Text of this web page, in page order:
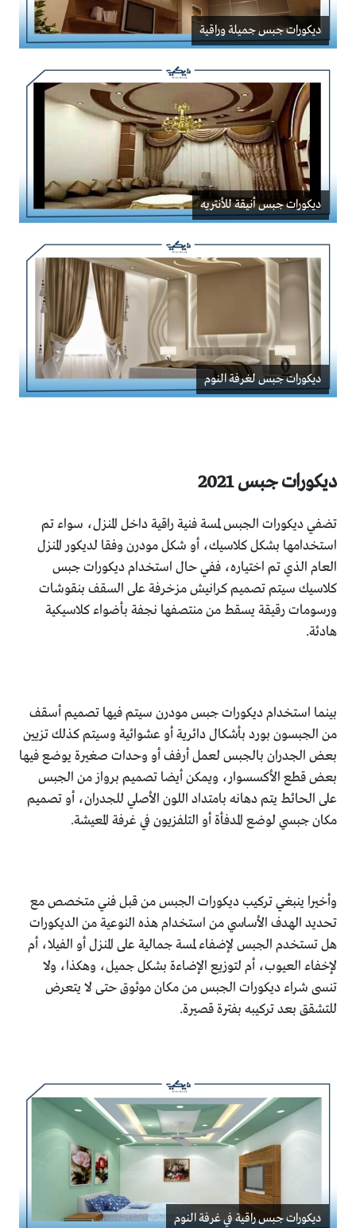
ديكورات جبس جميلة وراقية
ديكورات جبس أنيقة للأنتريه
ديكورات جبس لغرفة النوم
ديكورات جبس 2021
تضفي ديكورات الجبس لمسة فنية راقية داخل المنزل، سواء تم
استخدامها بشكل كلاسيك، أو شكل مودرن وفقا لديكور المنزل
العام الذي تم اختياره، ففي حال استخدام ديكورات جبس
كلاسيك سيتم تصميم كرانيش مزخرفة على السقف بنقوشات
ورسومات رقيقة يسقط من منتصفها نجفة بأضواء كلاسيكية
هادئة.
بينما استخدام ديكورات جبس مودرن سيتم فيها تصميم أسقف
من الجبسون بورد بأشكال دائرية أو عشوائية وسيتم كذلك تزيين
بعض الجدران بالجبس لعمل أرفف أو وحدات صغيرة يوضع فيها
بعض قطع الأكسسوار، ويمكن أيضا تصميم برواز من الجبس
على الحائط يتم دهانه بامتداد اللون الأصلي للجدران، أو تصميم
مكان جبسي لوضع المدفأة أو التلفزيون في غرفة المعيشة.
وأخيرا ينبغي تركيب ديكورات الجبس من قبل فني متخصص مع
تحديد الهدف الأساسي من استخدام هذه النوعية من الديكورات
هل تستخدم الجبس لإضفاء لمسة جمالية على المنزل أو الفيلا، أم
لإخفاء العيوب، أم لتوزيع الإضاءة بشكل جميل، وهكذا، ولا
تنسى شراء ديكورات الجبس من مكان موثوق حتى لا يتعرض
للتشقق بعد تركيبه بفترة قصيرة.
ديكورات جبس راقية في غرفة النوم